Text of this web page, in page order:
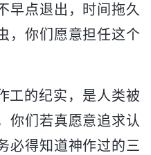
早点退出，时间拖久
，你们愿意担任这个
工的纪实，是人类被
你们若真愿意追求认
必得知道神作过的三